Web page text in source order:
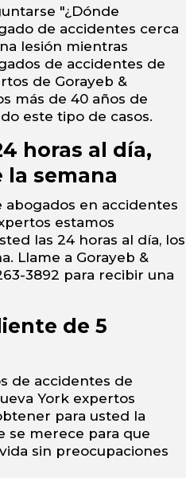
"¿Dónde
de accidentes cerca
lesión mientras
de accidentes de
de Gorayeb &
más de 40 años de
este tipo de casos.
horas al día,
la semana
abogados en accidentes
estamos
las 24 horas al día, los
Llame a Gorayeb &
3892 para recibir una
de 5
de accidentes de
York expertos
para usted la
se merece para que
sin preocupaciones